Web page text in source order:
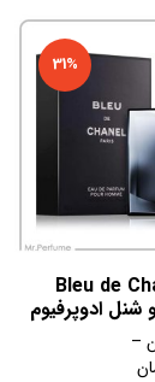
31%
Bleu de
–